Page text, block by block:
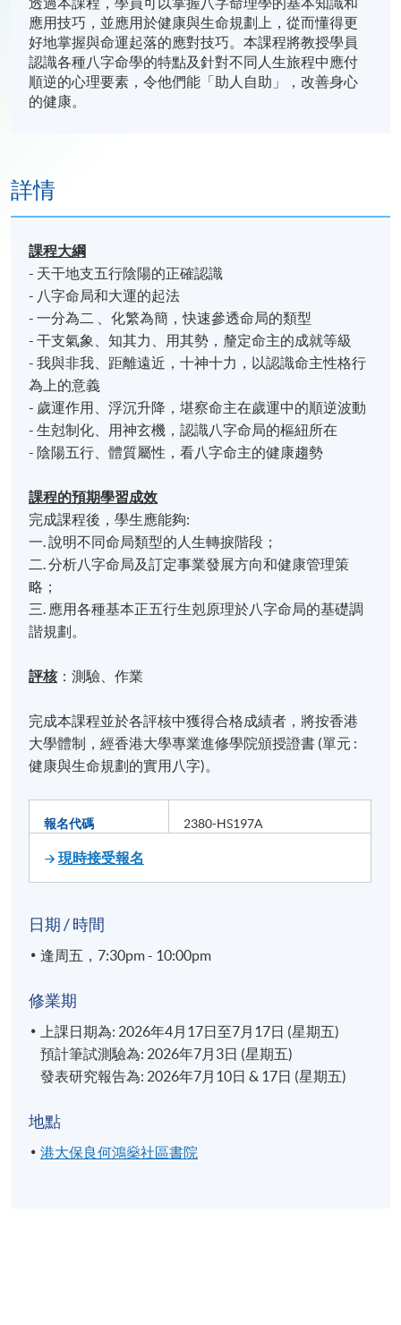
應用技巧，並應用於健康與生命規劃上，從而懂得更
好地掌握與命運起落的應對技巧。本課程將教授學員
認識各種八字命學的特點及針對不同人生旅程中應付
順逆的心理要素，令他們能「助人自助」，改善身心
的健康。
詳情
課程大綱
- 天干地支五行陰陽的正確認識
- 八字命局和大運的起法
- 一分為二 、化繁為簡，快速參透命局的類型
- 干支氣象、知其力、用其勢，釐定命主的成就等級
- 我與非我、距離遠近，十神十力，以認識命主性格行
為上的意義
- 歲運作用、浮沉升降，堪察命主在歲運中的順逆波動
- 生尅制化、用神玄機，認識八字命局的樞紐所在
- 陰陽五行、體質屬性，看八字命主的健康趨勢
課程的預期學習成效
完成課程後，學生應能夠:
一. 說明不同命局類型的人生轉捩階段；
二. 分析八字命局及訂定事業發展方向和健康管理策
略；
三. 應用各種基本正五行生剋原理於八字命局的基礎調
諧規劃。
評核：測驗、作業
完成本課程並於各評核中獲得合格成績者，將按香港
大學體制，經香港大學專業進修學院頒授證書 (單元 :
健康與生命規劃的實用八字)。
報名代碼 2380-HS197A
現時接受報名
日期 / 時間
逢周五，7:30pm - 10:00pm
修業期
上課日期為: 2026年4月17日至7月17日 (星期五)
預計筆試測驗為: 2026年7月3日 (星期五)
發表研究報告為: 2026年7月10日 & 17日 (星期五)
地點
港大保良何鴻燊社區書院